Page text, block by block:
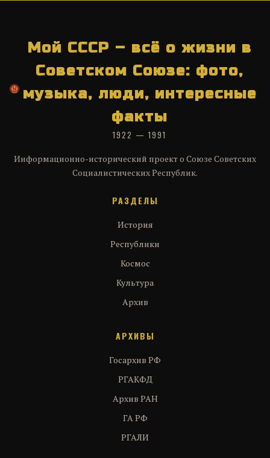
Мой СССР – всё о жизни в
Советском Союзе: фото,
музыка, люди, интересные
факты
1922 — 1991
Информационно-исторический проект о Союзе Советских
Социалистических Республик.
РАЗДЕЛЫ
История
Республики
Космос
Культура
Архив
АРХИВЫ
Госархив РФ
РГАКФД
Архив РАН
ГА РФ
РГАЛИ